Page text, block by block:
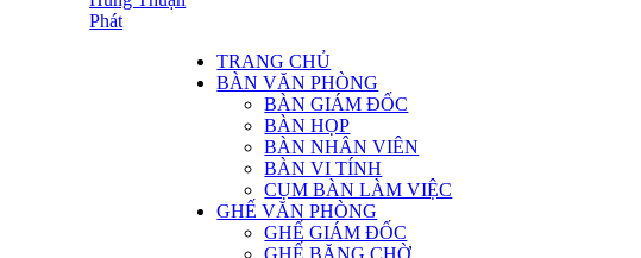
TRANG CHỦ
BÀN VĂN PHÒNG
BÀN GIÁM ĐỐC
BÀN HỌP
BÀN NHÂN VIÊN
BÀN VI TÍNH
CỤM BÀN LÀM VIỆC
GHẾ VĂN PHÒNG
GHẾ GIÁM ĐỐC
GHẾ BĂNG CHỜ